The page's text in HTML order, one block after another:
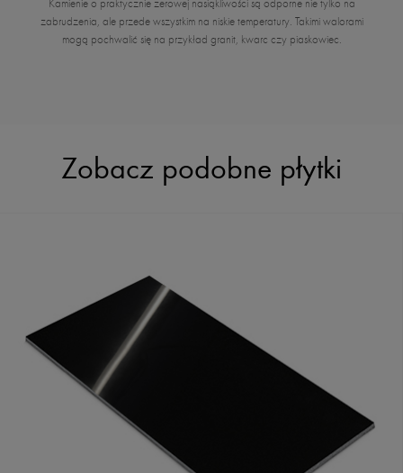
Kamienie o praktycznie zerowej nasiąkliwości są odporne nie tylko na
zabrudzenia, ale przede wszystkim na niskie temperatury. Takimi walorami
mogą pochwalić się na przykład granit, kwarc czy piaskowiec.
Zobacz podobne płytki